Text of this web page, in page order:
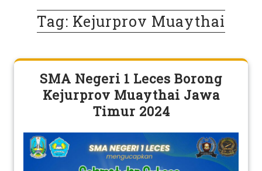
Tag: Kejurprov Muaythai
SMA Negeri 1 Leces Borong
Kejurprov Muaythai Jawa
Timur 2024